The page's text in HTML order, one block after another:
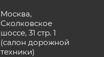
Москва,
Сколковское
шоссе, 31 стр. 1
(салон дорожной
техники)